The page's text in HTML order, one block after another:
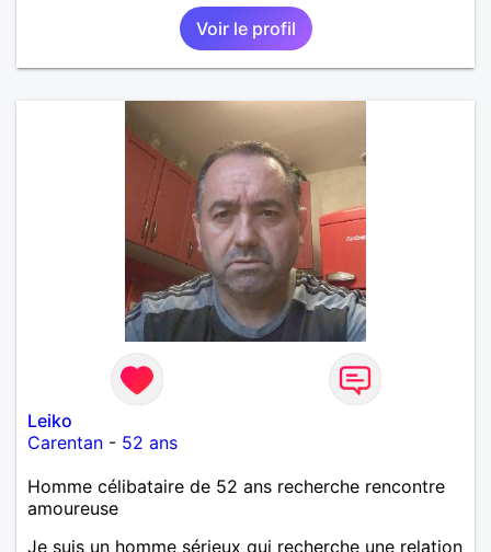
Voir le profil
Leiko
Carentan - 52 ans
Homme célibataire de 52 ans recherche rencontre
amoureuse
Je suis un homme sérieux qui recherche une relation